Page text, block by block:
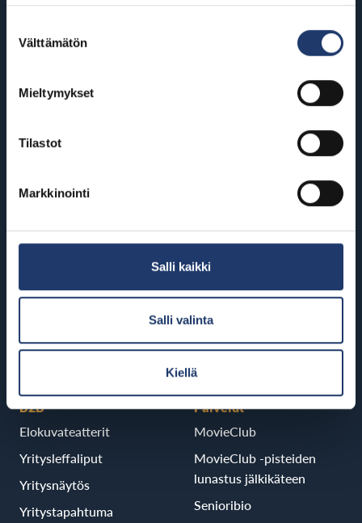
valinta
Välttämätön
Mieltymykset
Tilastot
Markkinointi
Salli kaikki
Salli valinta
Kiellä
Hyvinkää
BioRex Verkatehdas
BioRex Kajaani
Porvoo
BioRex Vaasa
B2B
Elokuvateatterit
Yritysleffaliput
Yritysnäytös
Yritystapahtuma
Palvelut
MovieClub
MovieClub -pisteiden
lunastus jälkikäteen
Senioribio